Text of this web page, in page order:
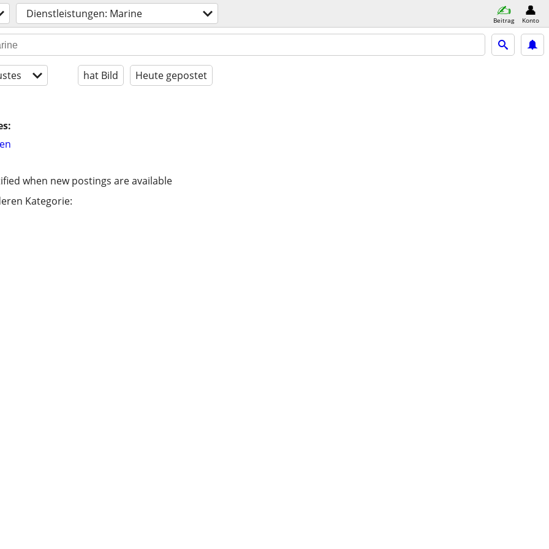
Dienstleistungen: Marine Beitrag Konto
hat Bild Heute gepostet
when new postings are available
Kategorie: